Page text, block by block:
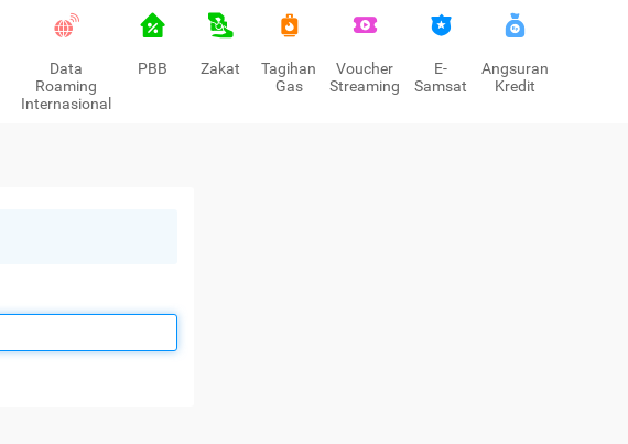
Data
Roaming
Internasional
PBB Zakat
Tagihan
Gas
Voucher
Streaming
E-
Samsat
Angsuran
Kredit